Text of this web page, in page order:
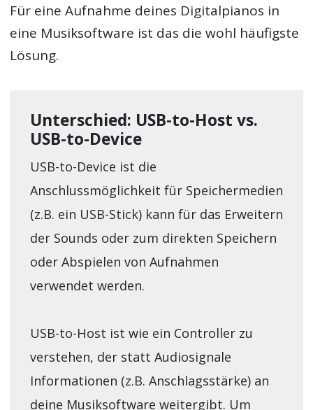
Für eine Aufnahme deines Digitalpianos in
eine Musiksoftware ist das die wohl häufigste
Lösung.
Unterschied: USB-to-Host vs.
USB-to-Device
USB-to-Device ist die
Anschlussmöglichkeit für Speichermedien
(z.B. ein USB-Stick) kann für das Erweitern
der Sounds oder zum direkten Speichern
oder Abspielen von Aufnahmen
verwendet werden.
USB-to-Host ist wie ein Controller zu
verstehen, der statt Audiosignale
Informationen (z.B. Anschlagsstärke) an
deine Musiksoftware weitergibt. Um